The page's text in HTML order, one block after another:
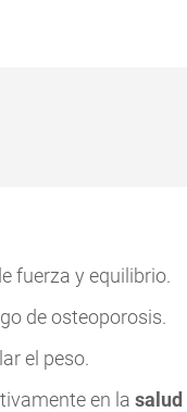
fuerza y equilibrio.
de osteoporosis.
el peso.
en la salud